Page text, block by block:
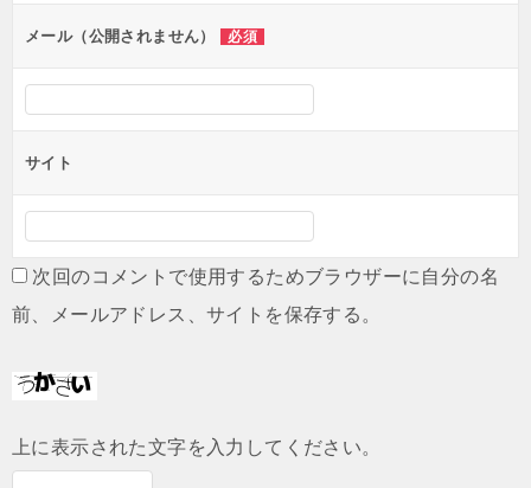
ンメール（公開されません） 必須
サイト
次回のコメントで使用するためブラウザーに自分の名
前、メールアドレス、サイトを保存する。
上に表示された文字を入力してください。